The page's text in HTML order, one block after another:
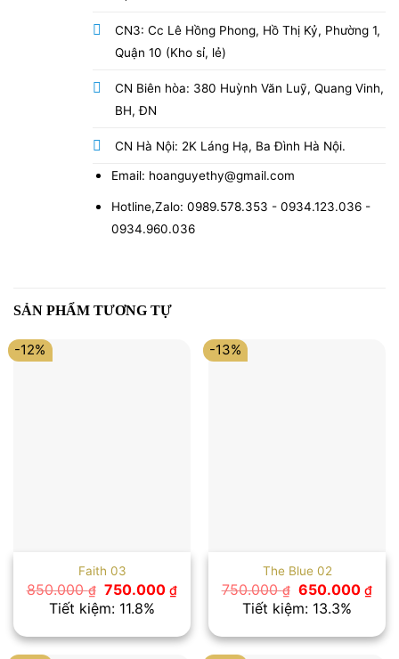
CN3: Cc Lê Hồng Phong, Hồ Thị Kỷ, Phường 1,
Quận 10 (Kho sỉ, lẻ)
CN Biên hòa: 380 Huỳnh Văn Luỹ, Quang Vinh,
BH, ĐN
CN Hà Nội: 2K Láng Hạ, Ba Đình Hà Nội.
Email: hoanguyethy@gmail.com
Hotline,Zalo: 0989.578.353 - 0934.123.036 -
0934.960.036
SẢN PHẨM TƯƠNG TỰ
-12%
Faith 03
850.000₫ Giá
gốc
là:
750.000₫Giá
là:
750.000 ₫.
Tiết kiệm: 11.8%
-13%
The Blue 02
750.000₫ Giá
gốc
là:
650.000₫Giá
là:
Tiết kiệm: 13.3%